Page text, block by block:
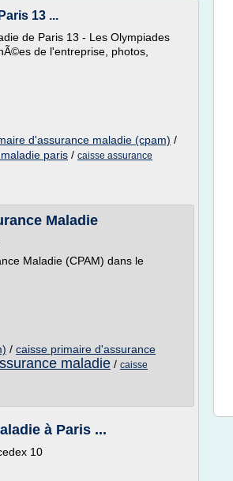
13 ...
de Paris 13 - Les Olympiades
de l'entreprise, photos,
d'assurance maladie (cpam) /
paris / caisse assurance
Maladie
Maladie (CPAM) dans le
/ caisse primaire d'assurance
maladie / caisse
à Paris ...
10